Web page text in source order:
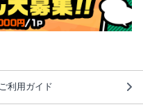
ご利用ガイド